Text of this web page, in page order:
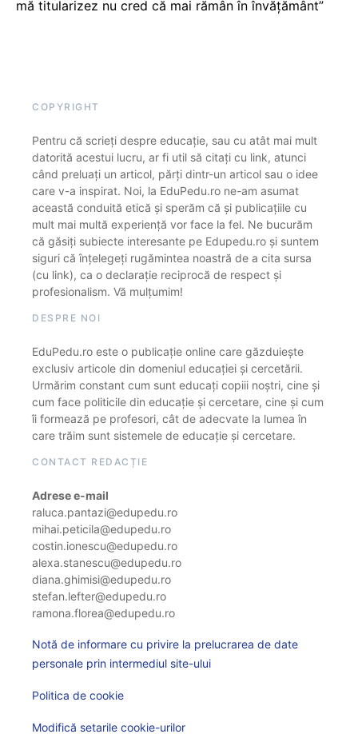
mă titularizez nu cred că mai rămân în învățământ”
COPYRIGHT
Pentru că scrieți despre educație, sau cu atât mai mult
datorită acestui lucru, ar fi util să citați cu link, atunci
când preluați un articol, părți dintr-un articol sau o idee
care v-a inspirat. Noi, la EduPedu.ro ne-am asumat
această conduită etică și sperăm că și publicațiile cu
mult mai multă experiență vor face la fel. Ne bucurăm
că găsiți subiecte interesante pe Edupedu.ro și suntem
siguri că înțelegeți rugămintea noastră de a cita sursa
(cu link), ca o declarație reciprocă de respect și
profesionalism. Vă mulțumim!
DESPRE NOI
EduPedu.ro este o publicație online care găzduiește
exclusiv articole din domeniul educației și cercetării.
Urmărim constant cum sunt educați copiii noștri, cine și
cum face politicile din educație și cercetare, cine și cum
îi formează pe profesori, cât de adecvate la lumea în
care trăim sunt sistemele de educație și cercetare.
CONTACT REDACȚIE
Adrese e-mail
raluca.pantazi@edupedu.ro
mihai.peticila@edupedu.ro
costin.ionescu@edupedu.ro
alexa.stanescu@edupedu.ro
diana.ghimisi@edupedu.ro
stefan.lefter@edupedu.ro
ramona.florea@edupedu.ro
Notă de informare cu privire la prelucrarea de date
personale prin intermediul site-ului
Politica de cookie
Modifică setarile cookie-urilor